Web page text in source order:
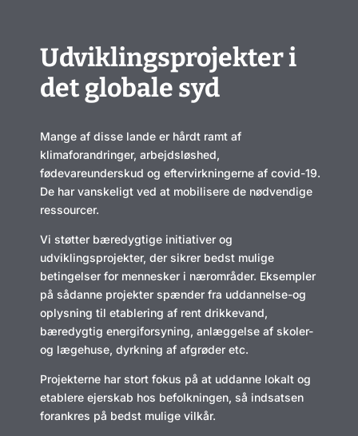
Udviklingsprojekter i
det globale syd
Mange af disse lande er hårdt ramt af
klimaforandringer, arbejdsløshed,
fødevareunderskud og eftervirkningerne af covid-19.
De har vanskeligt ved at mobilisere de nødvendige
ressourcer.
Vi støtter bæredygtige initiativer og
udviklingsprojekter, der sikrer bedst mulige
betingelser for mennesker i nærområder. Eksempler
på sådanne projekter spænder fra uddannelse-og
oplysning til etablering af rent drikkevand,
bæredygtig energiforsyning, anlæggelse af skoler-
og lægehuse, dyrkning af afgrøder etc.
Projekterne har stort fokus på at uddanne lokalt og
etablere ejerskab hos befolkningen, så indsatsen
forankres på bedst mulige vilkår.